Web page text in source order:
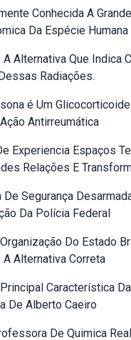
Conhecida A
Da Espécie Humana
Alternativa Que Indica
Radiações.
é Um
Antirreumática
Experiencia Espaços
Relações E
De Segurança
Da Polícia Federal
Do Estado
Alternativa Correta
Característica
De Alberto Caeiro
De Quimica